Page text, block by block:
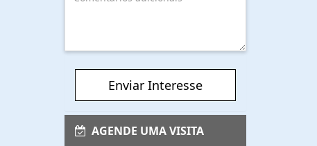
Enviar Interesse
AGENDE UMA VISITA